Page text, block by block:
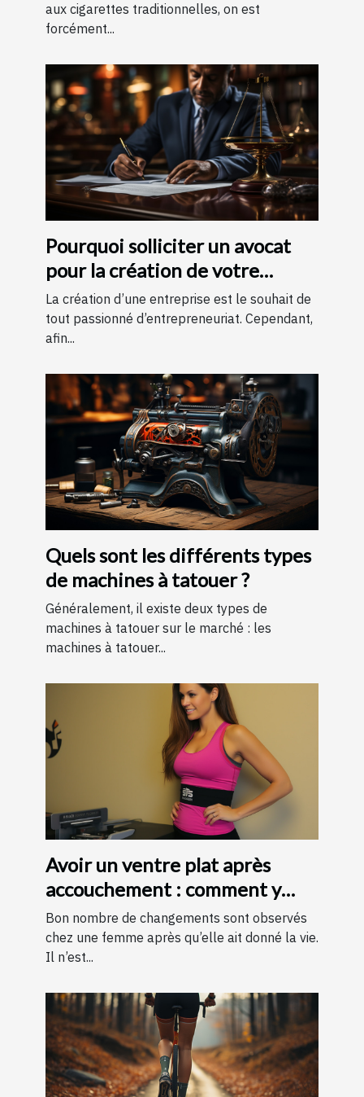
aux cigarettes traditionnelles, on est
forcément...
Pourquoi solliciter un avocat
pour la création de votre
entreprise ?
La création d’une entreprise est le souhait de
tout passionné d’entrepreneuriat. Cependant,
afin...
Quels sont les différents types
de machines à tatouer ?
Généralement, il existe deux types de
machines à tatouer sur le marché : les
machines à tatouer...
Avoir un ventre plat après
accouchement : comment y
parvenir ?
Bon nombre de changements sont observés
chez une femme après qu’elle ait donné la vie.
Il n’est...